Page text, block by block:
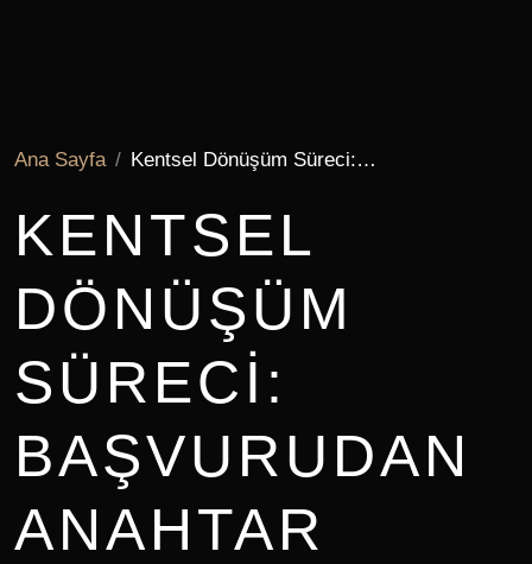
Ana Sayfa Kentsel Dönüşüm Süreci:…
KENTSEL
DÖNÜŞÜM
SÜRECI:
BAŞVURUDAN
ANAHTAR